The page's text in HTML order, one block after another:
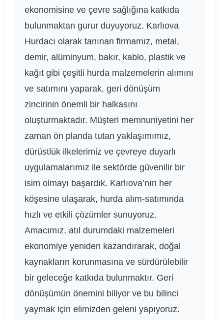
ekonomisine ve çevre sağlığına katkıda
bulunmaktan gurur duyuyoruz. Karlıova
Hurdacı olarak tanınan firmamız, metal,
demir, alüminyum, bakır, kablo, plastik ve
kağıt gibi çeşitli hurda malzemelerin alımını
ve satımını yaparak, geri dönüşüm
zincirinin önemli bir halkasını
oluşturmaktadır. Müşteri memnuniyetini her
zaman ön planda tutan yaklaşımımız,
dürüstlük ilkelerimiz ve çevreye duyarlı
uygulamalarımız ile sektörde güvenilir bir
isim olmayı başardık. Karlıova’nın her
köşesine ulaşarak, hurda alım-satımında
hızlı ve etkili çözümler sunuyoruz.
Amacımız, atıl durumdaki malzemeleri
ekonomiye yeniden kazandırarak, doğal
kaynakların korunmasına ve sürdürülebilir
bir geleceğe katkıda bulunmaktır. Geri
dönüşümün önemini biliyor ve bu bilinci
yaymak için elimizden geleni yapıyoruz.